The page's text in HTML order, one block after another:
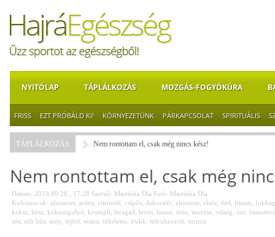
NYITÓLAP TÁPLÁLKOZÁS MOZGÁS-FOGYÓKÚRA
FRISS EZT PRÓBÁLD KI! KÖRNYEZETÜNK PÁRKAPCSOLAT SPIRITUÁLIS
TÁPLÁLKOZÁS Nem rontottam el, csak még nincs kész!
Nem rontottam el, csak még
Dátum: 2018.09.28., 17:28 Szerző: Martinka Dia Fotó: Martinka Dia
Kulcsszavak: almaecet arány citromlé csípős dekoratív elrontott elsóz étel finom
keksz
kész kókuszgolyó krumpli leragad leves linzer méz morzsa odaég önt
sós sült hús szép tejföl tészta tökéletes trükk túlcukrozott turmix